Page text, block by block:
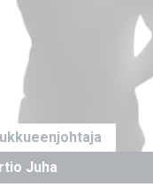
Juha